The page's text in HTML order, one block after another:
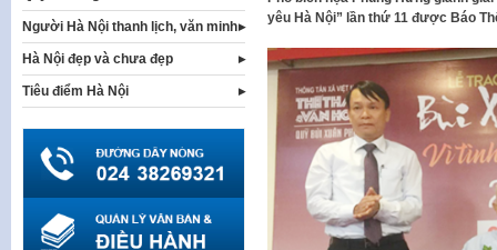
yêu Hà Nội” lần thứ 11 được Báo
Người Hà Nội thanh lịch, văn minh
Hà Nội đẹp và chưa đẹp
Tiêu điểm Hà Nội